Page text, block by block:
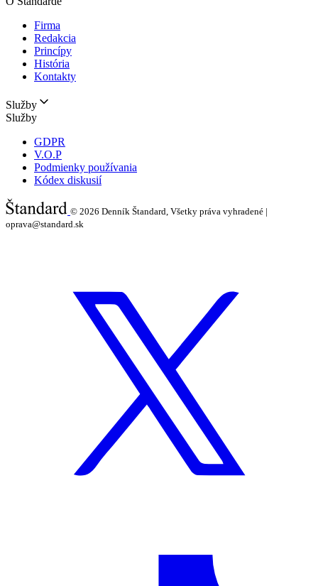
Firma
Redakcia
Princípy
História
Kontakty
Služby
Služby
GDPR
V.O.P
Podmienky používania
Kódex diskusií
© 2026 Denník Štandard, Všetky práva vyhradené |
oprava@standard.sk